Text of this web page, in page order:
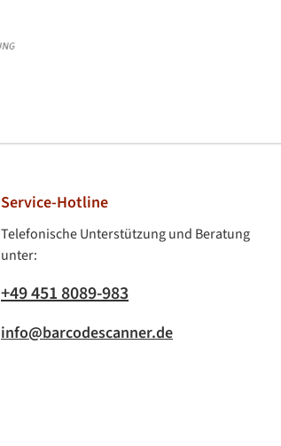
Service-Hotline
Telefonische Unterstützung und Beratung
unter:
+49 451 8089-983
info@barcodescanner.de